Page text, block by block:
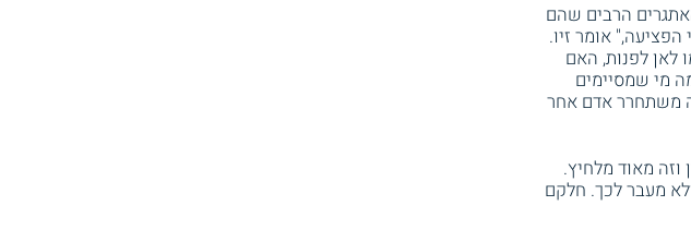
הרבים שהם
אומר זיו.
לאן לפנות, האם
מי שמסיימים
משתחרר אדם אחר
מאוד מלחיץ.
מעבר לכך. חלקם